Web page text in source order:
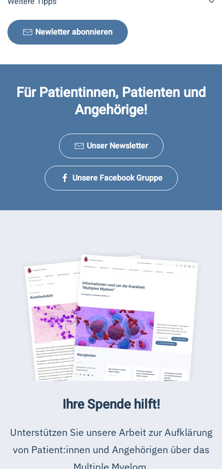
Newletter abonnieren
Für Patientinnen, Patienten und
Angehörige!
Unser Newsletter
Unsere Facebook Gruppe
Ihre Spende hilft!
Unterstützen Sie unsere Arbeit zur Aufklärung
von Patient:innen und Angehörigen über das